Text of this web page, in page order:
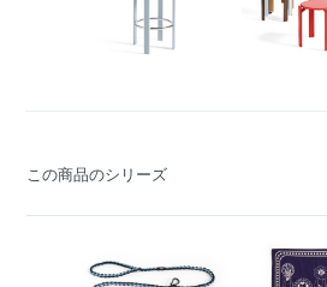
この商品のシリーズ